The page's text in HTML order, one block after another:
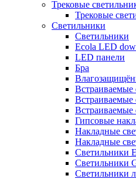
Трековые
Трековые
Светильники
Светильники
Ecola LED
LED панели
Бра
Встраиваемые
Встраиваемые
Встраиваемые
Гипсовые
Накладные
Накладные
Светильники
Светильники
Светильники